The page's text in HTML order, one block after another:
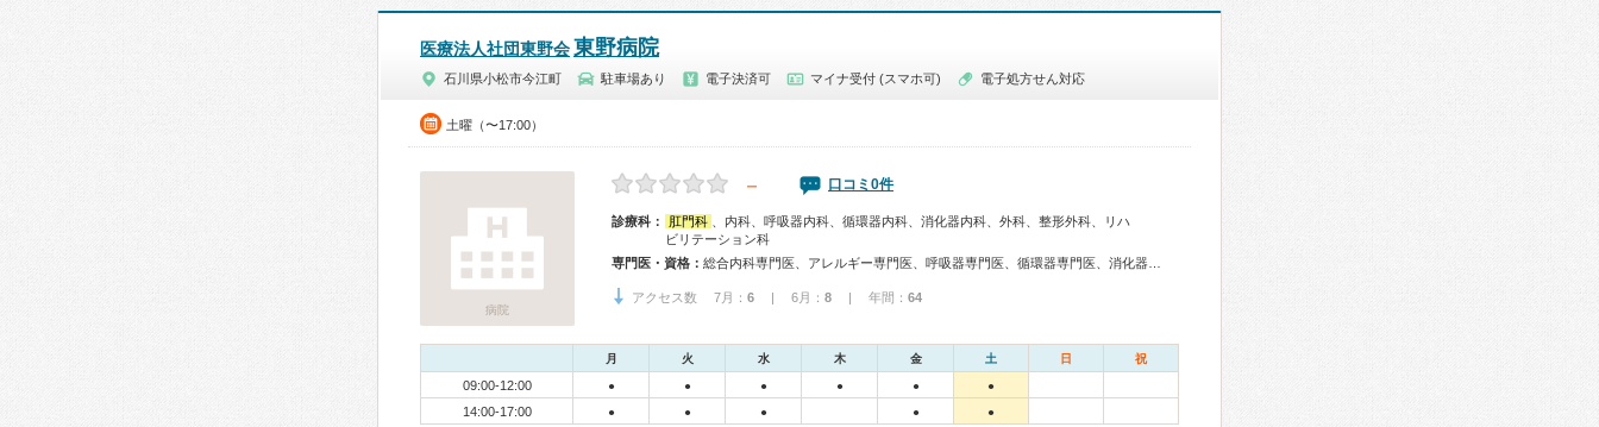
医療法人社団東野会東野病院
石川県小松市今江町 駐車場あり 電子決済可 マイナ受付 (スマホ可) 電子処方せん対応
土曜（〜17:00）
病院
－ 口コミ0件
診療科： 肛門科
、内科、呼吸器内科、循環器内科、消化器内科、外科、整形外科、リハ
ビリテーション科
専門医・資格：
アクセス数 7月： 6 | 6月： 8 | 年間： 64
月 火 水 木 金 土 日 祝
09:00-12:00 ● ● ● ● ● ●
14:00-17:00 ● ● ● ● ●